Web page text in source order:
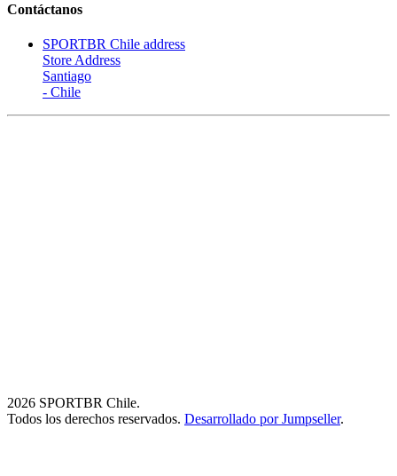
Contáctanos
SPORTBR Chile address
Store Address
Santiago
- Chile
2026 SPORTBR Chile.
Todos los derechos reservados. Desarrollado por Jumpseller.